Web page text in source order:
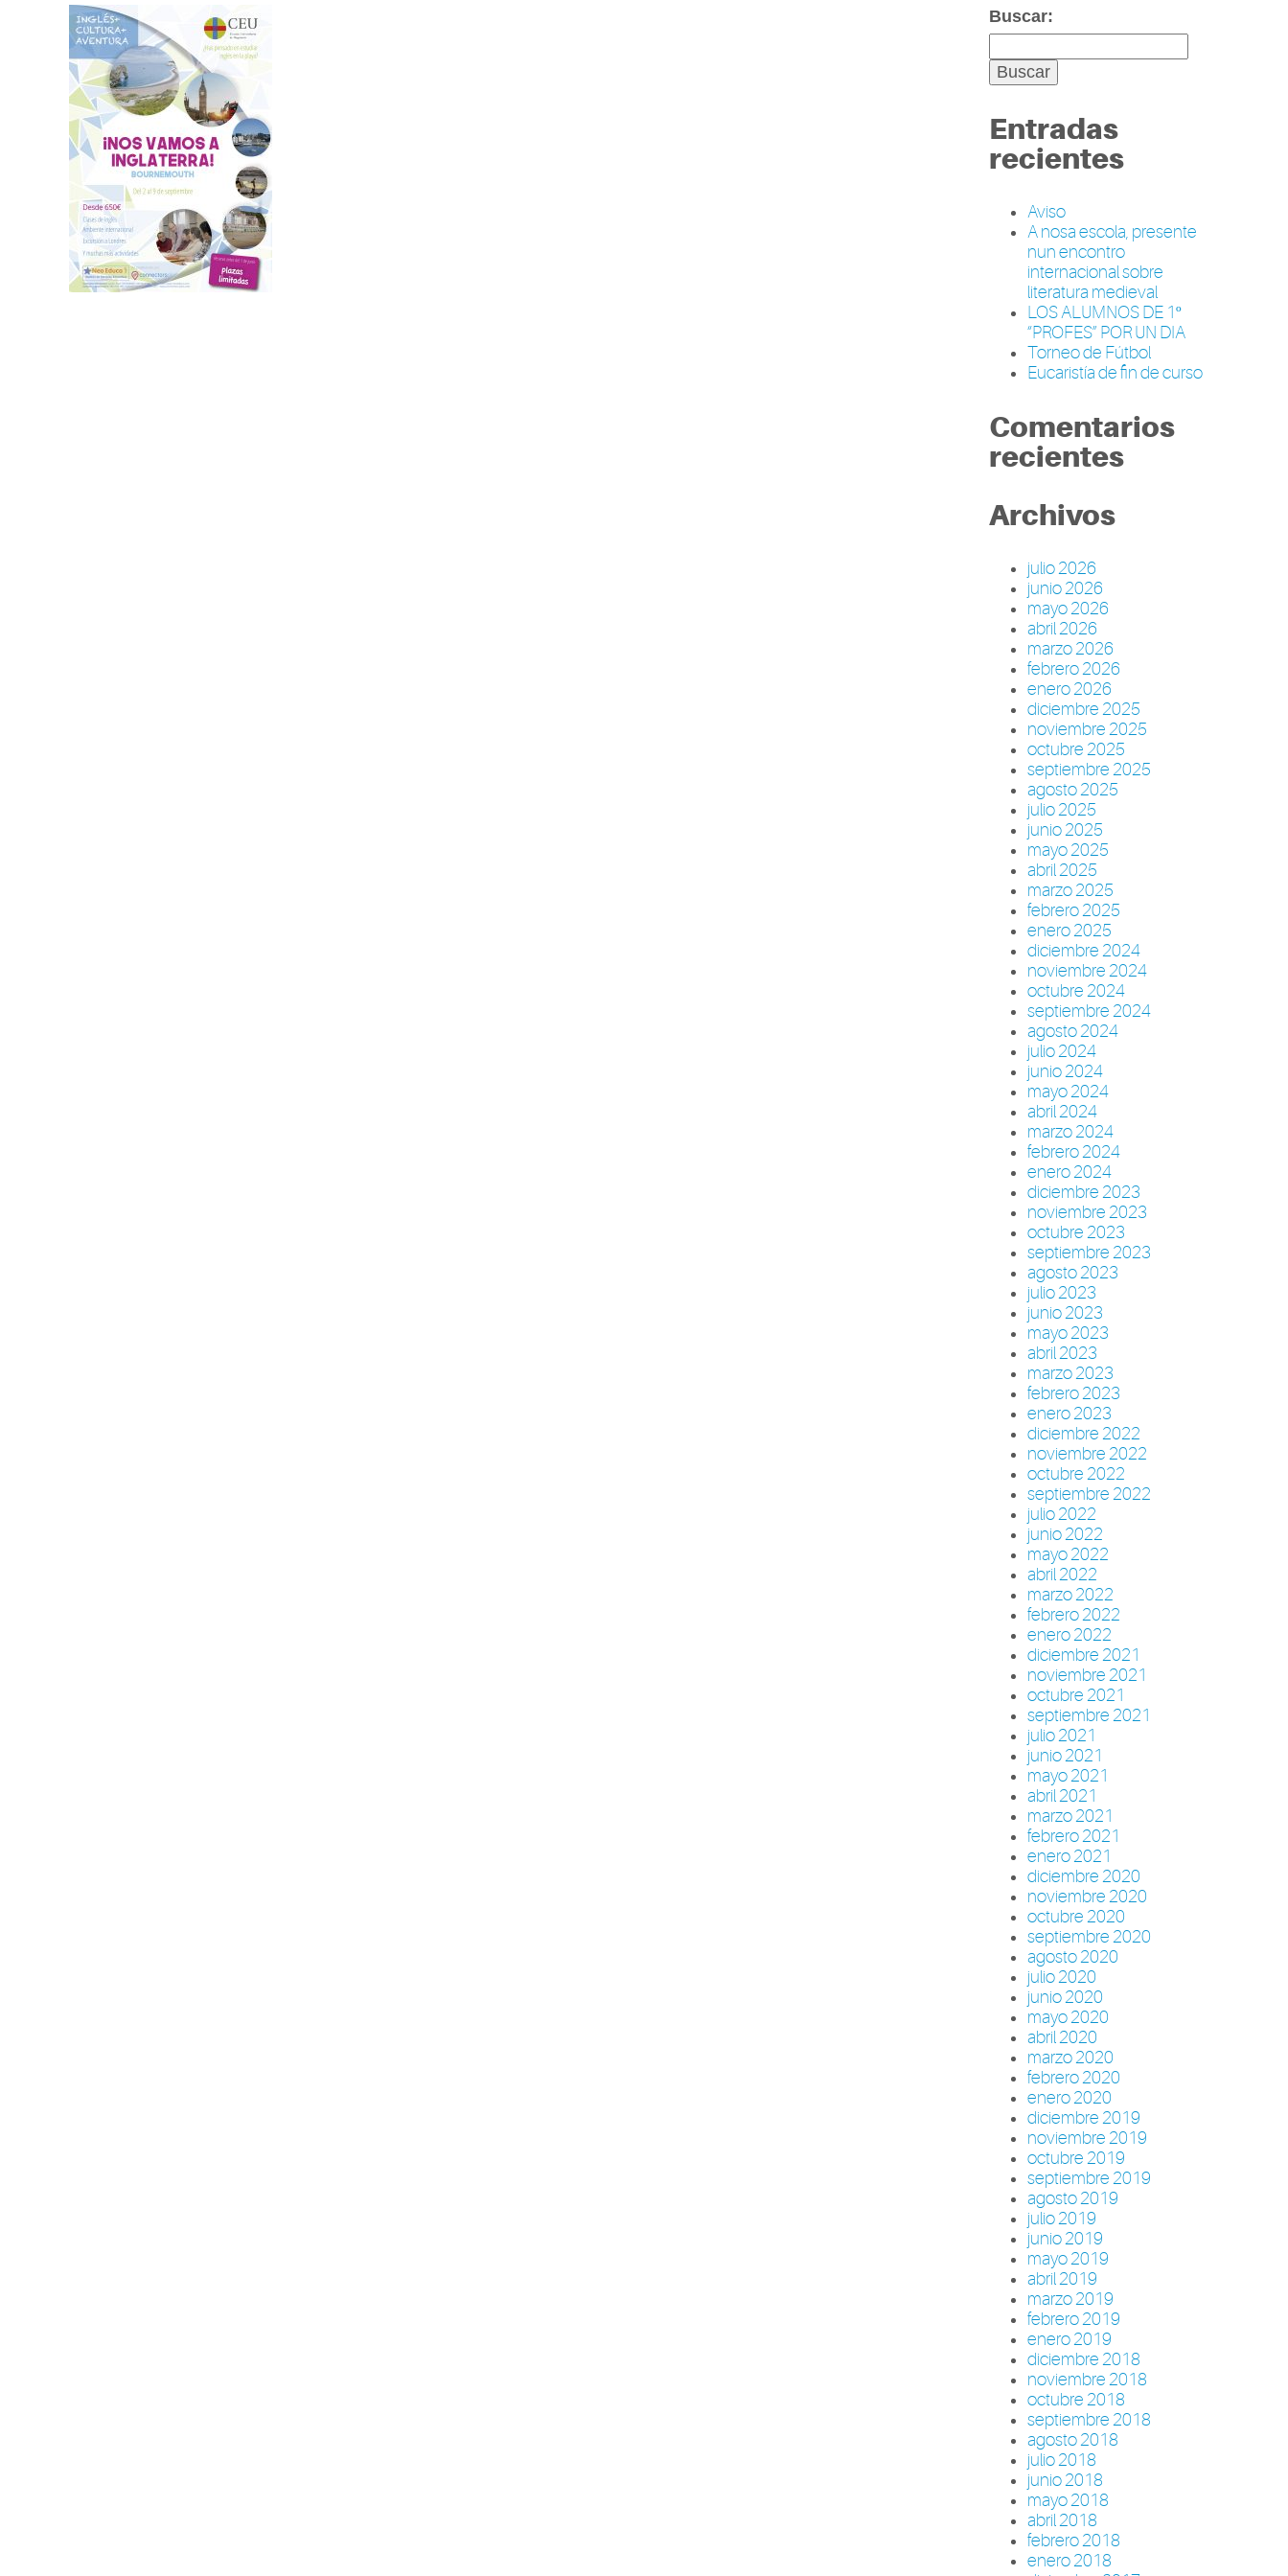
Buscar:
Entradas
recientes
Aviso
A nosa escola, presente
nun encontro
internacional sobre
literatura medieval
LOS ALUMNOS DE 1º
“PROFES” POR UN DIA
Torneo de Fútbol
Eucaristía de fin de curso
Comentarios
recientes
Archivos
julio 2026
junio 2026
mayo 2026
abril 2026
marzo 2026
febrero 2026
enero 2026
diciembre 2025
noviembre 2025
octubre 2025
septiembre 2025
agosto 2025
julio 2025
junio 2025
mayo 2025
abril 2025
marzo 2025
febrero 2025
enero 2025
diciembre 2024
noviembre 2024
octubre 2024
septiembre 2024
agosto 2024
julio 2024
junio 2024
mayo 2024
abril 2024
marzo 2024
febrero 2024
enero 2024
diciembre 2023
noviembre 2023
octubre 2023
septiembre 2023
agosto 2023
julio 2023
junio 2023
mayo 2023
abril 2023
marzo 2023
febrero 2023
enero 2023
diciembre 2022
noviembre 2022
octubre 2022
septiembre 2022
julio 2022
junio 2022
mayo 2022
abril 2022
marzo 2022
febrero 2022
enero 2022
diciembre 2021
noviembre 2021
octubre 2021
septiembre 2021
julio 2021
junio 2021
mayo 2021
abril 2021
marzo 2021
febrero 2021
enero 2021
diciembre 2020
noviembre 2020
octubre 2020
septiembre 2020
agosto 2020
julio 2020
junio 2020
mayo 2020
abril 2020
marzo 2020
febrero 2020
enero 2020
diciembre 2019
noviembre 2019
octubre 2019
septiembre 2019
agosto 2019
julio 2019
junio 2019
mayo 2019
abril 2019
marzo 2019
febrero 2019
enero 2019
diciembre 2018
noviembre 2018
octubre 2018
septiembre 2018
agosto 2018
julio 2018
junio 2018
mayo 2018
abril 2018
febrero 2018
enero 2018